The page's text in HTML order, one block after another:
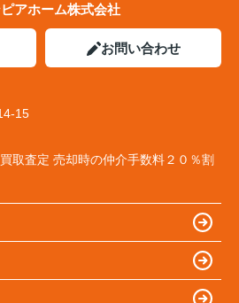
アホーム株式会社
お問い合わせ
15
取査定 売却時の仲介手数料２０％割